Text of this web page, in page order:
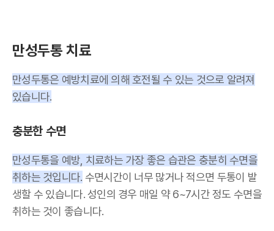
만성두통 치료
만성두통은 예방치료에 의해 호전될 수 있는 것으로 알려져
있습니다.
충분한 수면
만성두통을 예방, 치료하는 가장 좋은 습관은 충분히 수면을
취하는 것입니다. 수면시간이 너무 많거나 적으면 두통이 발
생할 수 있습니다. 성인의 경우 매일 약 6~7시간 정도 수면을
취하는 것이 좋습니다.